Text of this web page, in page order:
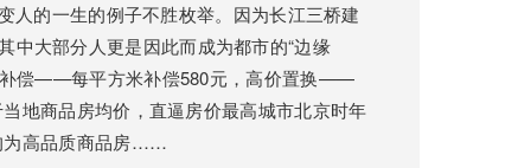
的一生的例子不胜枚举。因为长江三桥建
中大部分人更是因此而成为都市的“边缘
补偿——每平方米补偿580元，高价置换——
地商品房均价，直逼房价最高城市北京时年
为高品质商品房……